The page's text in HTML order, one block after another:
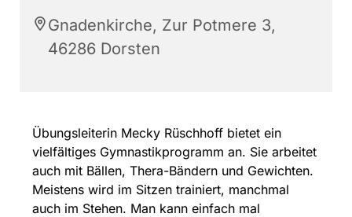
Gnadenkirche, Zur Potmere 3,
46286 Dorsten
Übungsleiterin Mecky Rüschhoff bietet ein
vielfältiges Gymnastikprogramm an. Sie arbeitet
auch mit Bällen, Thera-Bändern und Gewichten.
Meistens wird im Sitzen trainiert, manchmal
auch im Stehen. Man kann einfach mal